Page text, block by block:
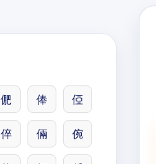
俷 俸 俹
倅 倆 倇